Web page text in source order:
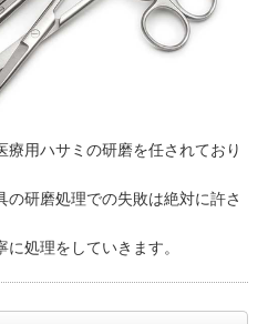
用ハサミの研磨を任されており
の研磨処理での失敗は絶対に許さ
処理をしていきます。